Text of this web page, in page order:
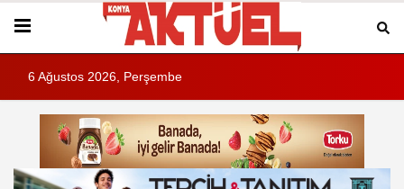
6 Ağustos 2026, Perşembe